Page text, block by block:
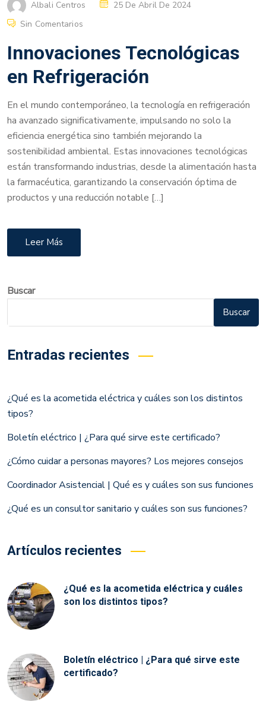
Albali Centros
25 De Abril De 2024
Sin Comentarios
Innovaciones Tecnológicas
en Refrigeración
En el mundo contemporáneo, la tecnología en refrigeración
ha avanzado significativamente, impulsando no solo la
eficiencia energética sino también mejorando la
sostenibilidad ambiental. Estas innovaciones tecnológicas
están transformando industrias, desde la alimentación hasta
la farmacéutica, garantizando la conservación óptima de
productos y una reducción notable […]
Leer Más
Buscar
Buscar
Entradas recientes
¿Qué es la acometida eléctrica y cuáles son los distintos
tipos?
Boletín eléctrico | ¿Para qué sirve este certificado?
¿Cómo cuidar a personas mayores? Los mejores consejos
Coordinador Asistencial | Qué es y cuáles son sus funciones
¿Qué es un consultor sanitario y cuáles son sus funciones?
Artículos recientes
¿Qué es la acometida eléctrica y cuáles
son los distintos tipos?
Boletín eléctrico | ¿Para qué sirve este
certificado?